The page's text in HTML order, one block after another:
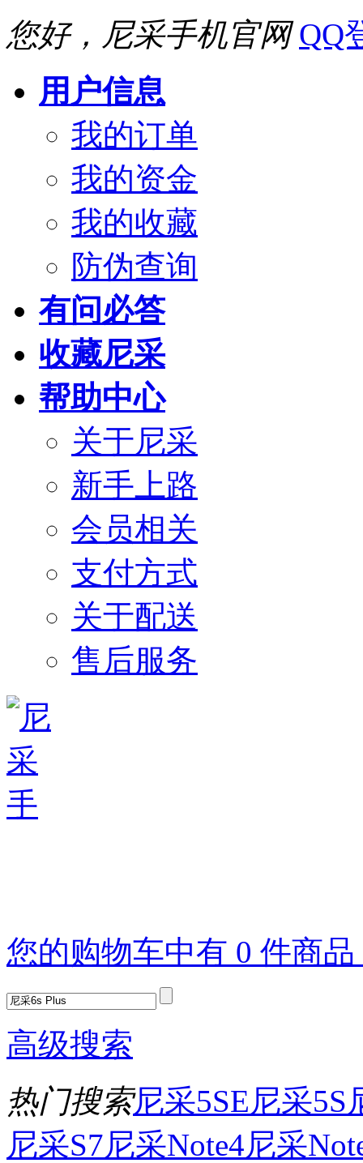
您好，尼采手机官网 QQ
用户信息
我的订单
我的资金
我的收藏
防伪查询
有问必答
收藏尼采
帮助中心
关于尼采
新手上路
会员相关
支付方式
关于配送
售后服务
您的购物车中有 0 件商
高级搜索
热门搜索尼采5SE尼采5S
尼采S7尼采Note4尼采